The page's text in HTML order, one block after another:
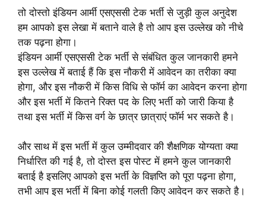
तो दोस्तो इंडियन आर्मी एसएससी टेक भर्ती से जुड़ी कुल अनुदेश
हम आपको इस लेखा में बताने वाले है तो आप इस उल्लेख को नीचे
तक पढ़ना होगा।
इंडियन आर्मी एसएससी टेक भर्ती से संबंधित कुल जानकारी हमने
इस उल्लेख में बताई हैं कि इस नौकरी में आवेदन का तरीका क्या
होगा, और इस नौकरी में किस विधि से फॉर्म का आवेदन करना होगा
और इस भर्ती में कितने रिक्त पद के लिए भर्ती को जारी किया है
तथा इस भर्ती में किस वर्ग के छात्र छात्राएं फॉर्म भर सकते है।
और साथ में इस भर्ती में कुल उम्मीदवार की शैक्षणिक योग्यता क्या
निर्धारित की गई है, तो दोस्त इस पोस्ट में हमने कुल जानकारी
बताई है इसलिए आपको इस भर्ती के विज्ञप्ति को पूरा पढ़ना होगा,
तभी आप इस भर्ती में बिना कोई गलती किए आवेदन कर सकते है।